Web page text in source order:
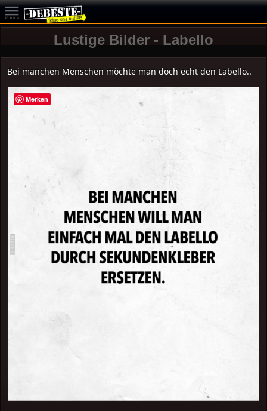
Lustige Bilder - Labello
Bei manchen Menschen möchte man doch echt den Labello..
Merken